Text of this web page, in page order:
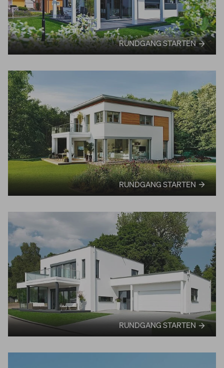
RUNDGANG STARTEN
RUNDGANG STARTEN
RUNDGANG STARTEN